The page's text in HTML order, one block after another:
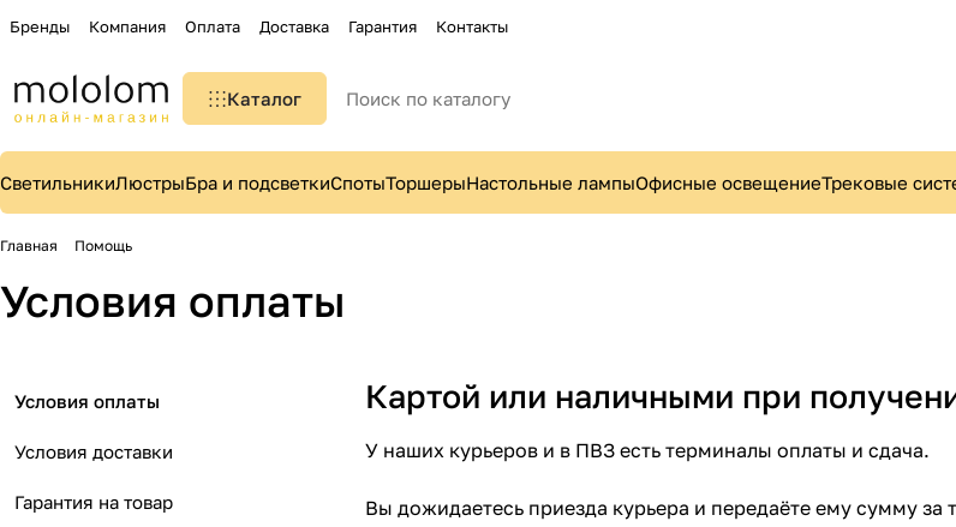
Бренды Компания Оплата Доставка Гарантия Контакты
Каталог
СветильникиЛюстрыБра и подсветкиСпотыТоршерыНастольные лампыОфисные освещениеТрековые
Главная Помощь
Условия оплаты
Картой или наличными при
У наших курьеров и в ПВЗ есть терминалы оплаты и сдача.
Вы дожидаетесь приезда курьера и передаёте ему сумму
Условия оплаты
Условия доставки
Гарантия на товар